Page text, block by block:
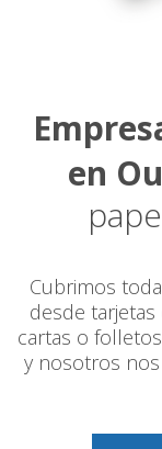
en
Cubrimos
desde tarjetas
cartas o
y nosotros